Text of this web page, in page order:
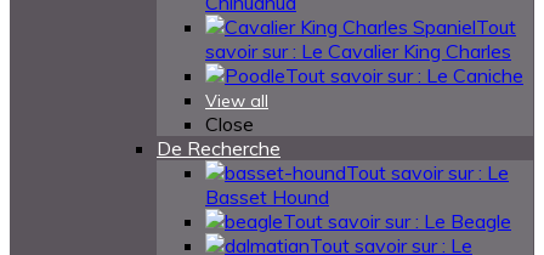
Tout
savoir sur : Le Cavalier King Charles
Tout savoir sur : Le Caniche
View all
Close
De Recherche
Tout savoir sur : Le
Basset Hound
Tout savoir sur : Le Beagle
Tout savoir sur : Le